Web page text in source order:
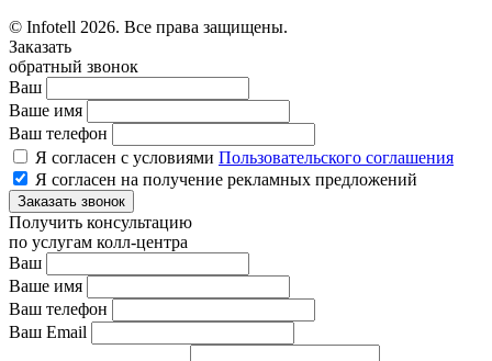
© Infotell 2026. Все права защищены.
Заказать
обратный звонок
Ваш
Ваше имя
Ваш телефон
Я согласен с условиями Пользовательского соглашения
Я согласен на получение рекламных предложений
Заказать звонок
Получить консультацию
по услугам колл-центра
Ваш
Ваше имя
Ваш телефон
Ваш Email